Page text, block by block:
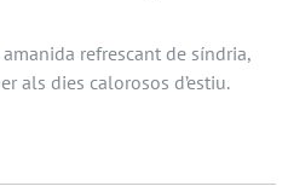
refrescant de síndria,
als dies calorosos d’estiu.